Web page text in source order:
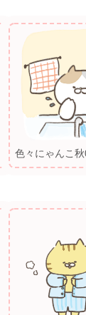
色々にゃんこ